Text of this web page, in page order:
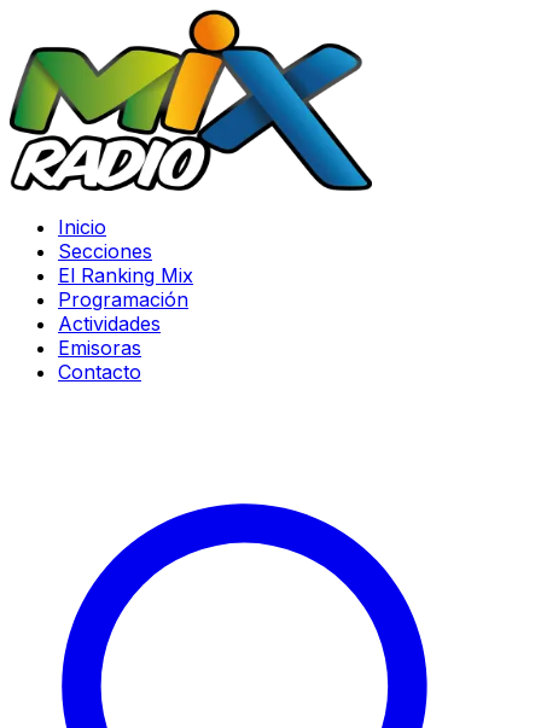
Inicio
Secciones
El Ranking Mix
Programación
Actividades
Emisoras
Contacto